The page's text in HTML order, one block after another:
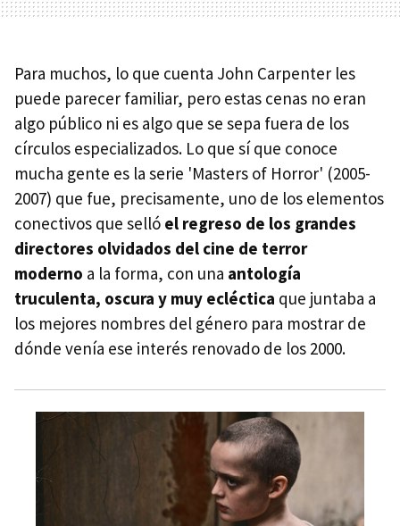
Para muchos, lo que cuenta John Carpenter les
puede parecer familiar, pero estas cenas no eran
algo público ni es algo que se sepa fuera de los
círculos especializados. Lo que sí que conoce
mucha gente es la serie 'Masters of Horror' (2005-
2007) que fue, precisamente, uno de los elementos
conectivos que selló el regreso de los grandes
directores olvidados del cine de terror
moderno a la forma, con una antología
truculenta, oscura y muy ecléctica que juntaba a
los mejores nombres del género para mostrar de
dónde venía ese interés renovado de los 2000.